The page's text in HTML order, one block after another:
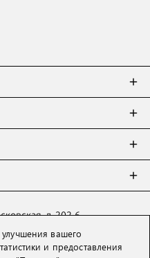
д. 202-6
)
вашего
и предоставления